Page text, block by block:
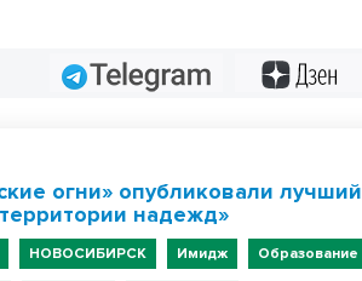
Telegram
огни» опубликовали лучший
надежд»
НОВОСИБИРСК Имидж Образование